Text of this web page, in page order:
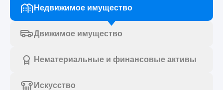
Недвижимое имущество
Движимое имущество
Нематериальные и финансовые активы
Искусство